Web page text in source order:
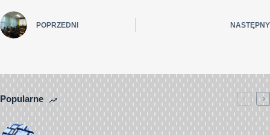
POPRZEDNI NASTĘPNY
Popularne